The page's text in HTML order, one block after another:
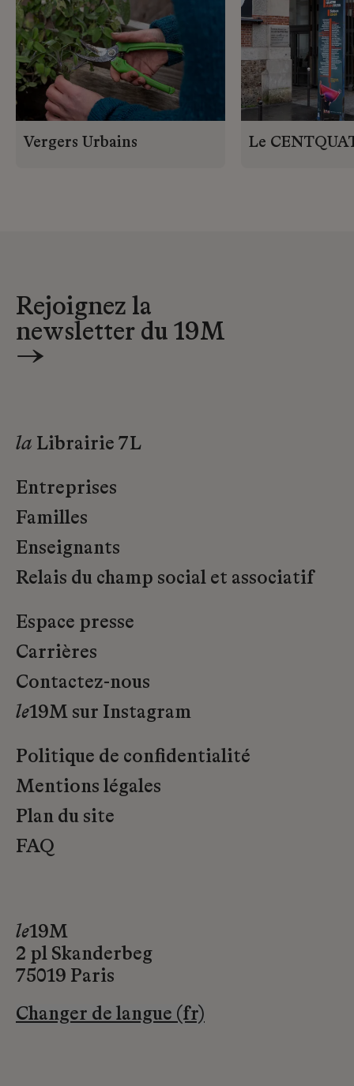
Vergers Urbains Le
Rejoignez la
newsletter du 19M
→
la Librairie 7L
Entreprises
Familles
Enseignants
Relais du champ social et associatif
Espace presse
Carrières
Contactez-nous
le19M sur Instagram
Politique de confidentialité
Mentions légales
Plan du site
FAQ
le19M
2 pl Skanderbeg
75019 Paris
Changer de langue (fr)